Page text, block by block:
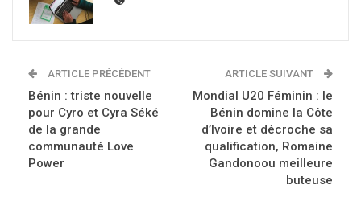
ARTICLE PRÉCÉDENT
Bénin : triste nouvelle
pour Cyro et Cyra Séké
de la grande
communauté Love
Power
ARTICLE SUIVANT
Mondial U20 Féminin : le
Bénin domine la Côte
d’Ivoire et décroche sa
qualification, Romaine
Gandonoou meilleure
buteuse